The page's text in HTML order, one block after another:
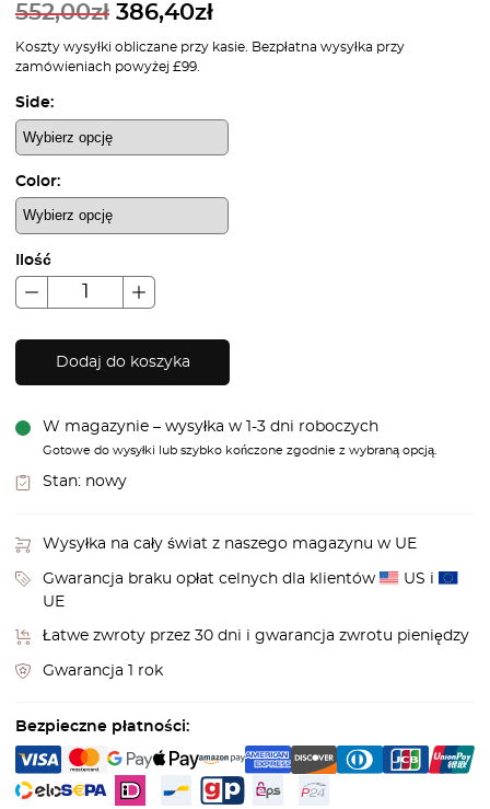
552,00zł 386,40zł
Koszty wysyłki obliczane przy kasie. Bezpłatna wysyłka przy
zamówieniach powyżej £99.
Side:
Color:
Ilość
Dodaj do koszyka
W magazynie – wysyłka w 1-3 dni roboczych
Gotowe do wysyłki lub szybko kończone zgodnie z wybraną opcją.
Stan: nowy
Wysyłka na cały świat z naszego magazynu w UE
Gwarancja braku opłat celnych dla klientów
US i
UE
Łatwe zwroty przez 30 dni i gwarancja zwrotu pieniędzy
Gwarancja 1 rok
Bezpieczne płatności: